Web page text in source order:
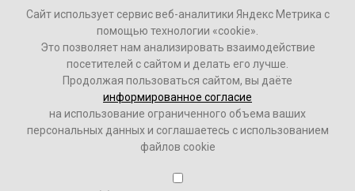
НОВОСТИ В МИРЕ
НОВОСТИ РОССИИ
Контакты
© 2026 Интернет-газета «МедиаЖир» -Согласие
пользователя на обработку данных
16+
Зарегистрировано Федеральной службой по надзору в
Сайт использует сервис веб-аналитики Яндекс Метрика с
помощью технологии «cookie».
Это позволяет нам анализировать взаимодействие
посетителей с сайтом и делать его лучше.
Продолжая пользоваться сайтом, вы даёте
информированное согласие
на использование ограниченного объема ваших
персональных данных и соглашаетесь с использованием
файлов cookie